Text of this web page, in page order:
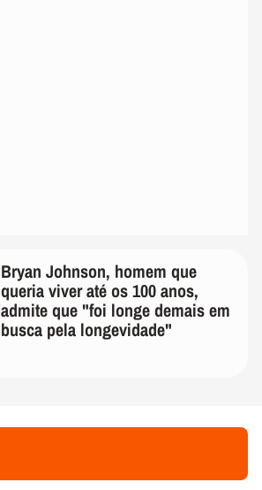
Bryan Johnson, homem que
queria viver até os 100 anos,
admite que "foi longe demais em
busca pela longevidade"